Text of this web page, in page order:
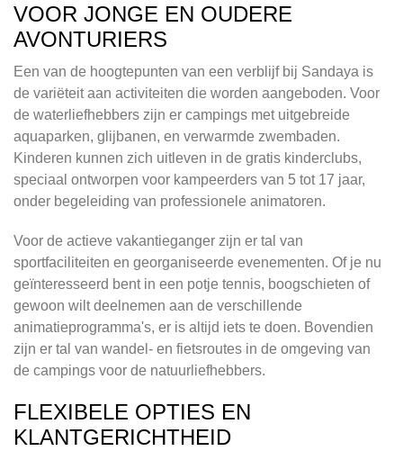
VOOR JONGE EN OUDERE
AVONTURIERS
Een van de hoogtepunten van een verblijf bij Sandaya is
de variëteit aan activiteiten die worden aangeboden. Voor
de waterliefhebbers zijn er campings met uitgebreide
aquaparken, glijbanen, en verwarmde zwembaden.
Kinderen kunnen zich uitleven in de gratis kinderclubs,
speciaal ontworpen voor kampeerders van 5 tot 17 jaar,
onder begeleiding van professionele animatoren.
Voor de actieve vakantieganger zijn er tal van
sportfaciliteiten en georganiseerde evenementen. Of je nu
geïnteresseerd bent in een potje tennis, boogschieten of
gewoon wilt deelnemen aan de verschillende
animatieprogramma's, er is altijd iets te doen. Bovendien
zijn er tal van wandel- en fietsroutes in de omgeving van
de campings voor de natuurliefhebbers.
FLEXIBELE OPTIES EN
KLANTGERICHTHEID